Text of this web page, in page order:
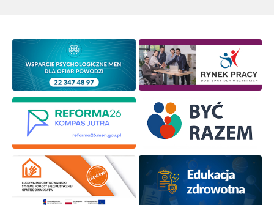
informacjami
o szkoleniach i programach.
Adres e-mail:
Wyrażam zgodę na przetwarzanie moich danych
osobowych przez ORE w celach marketingowych.
Zapisuję się